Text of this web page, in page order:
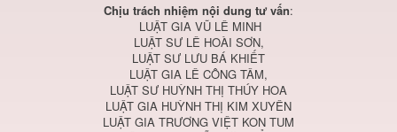
Chịu trách nhiệm nội dung tư vấn:
LUẬT GIA VŨ LÊ MINH
LUẬT SƯ LÊ HOÀI SƠN,
LUẬT SƯ LƯU BÁ KHIẾT
LUẬT GIA LÊ CÔNG TÂM,
LUẬT SƯ HUỲNH THỊ THÚY HOA
LUẬT GIA HUỲNH THỊ KIM XUYÊN
LUẬT GIA TRƯƠNG VIỆT KON TUM